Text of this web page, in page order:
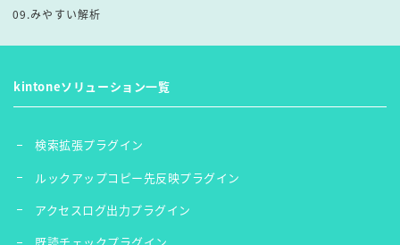
09.みやすい解析
kintoneソリューション一覧
検索拡張プラグイン
ルックアップコピー先反映プラグイン
アクセスログ出力プラグイン